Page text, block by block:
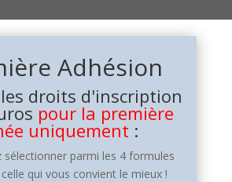
Adhésion
droits d'inscription
pour la première
uniquement :
sélectionner parmi les 4 formules
qui vous convient le mieux !